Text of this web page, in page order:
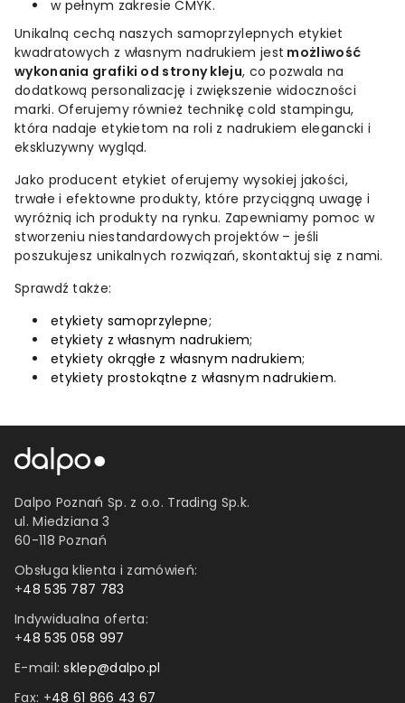
w pełnym zakresie CMYK.
Unikalną cechą naszych samoprzylepnych etykiet
kwadratowych z własnym nadrukiem jest możliwość
wykonania grafiki od strony kleju, co pozwala na
dodatkową personalizację i zwiększenie widoczności
marki. Oferujemy również technikę cold stampingu,
która nadaje etykietom na roli z nadrukiem elegancki i
ekskluzywny wygląd.
Jako producent etykiet oferujemy wysokiej jakości,
trwałe i efektowne produkty, które przyciągną uwagę i
wyróżnią ich produkty na rynku. Zapewniamy pomoc w
stworzeniu niestandardowych projektów – jeśli
poszukujesz unikalnych rozwiązań, skontaktuj się z nami.
Sprawdź także:
etykiety samoprzylepne;
etykiety z własnym nadrukiem;
etykiety okrągłe z własnym nadrukiem;
etykiety prostokątne z własnym nadrukiem.
Dalpo Poznań Sp. z o.o. Trading Sp.k.
ul. Miedziana 3
60-118 Poznań
Obsługa klienta i zamówień:
+48 535 787 783
Indywidualna oferta:
+48 535 058 997
E-mail:sklep@dalpo.pl
Fax: +48 61 866 43 67